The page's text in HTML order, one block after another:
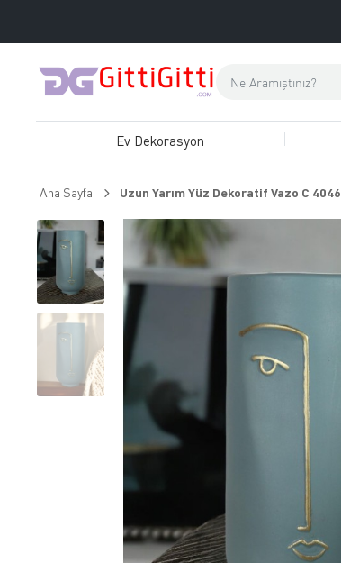
Ev Dekorasyon
Ana Sayfa Uzun Yarım Yüz Dekoratif Vazo C 4046